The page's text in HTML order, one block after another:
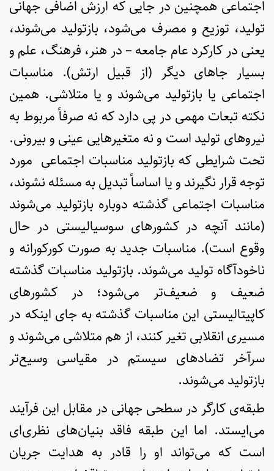
اجتماعی همچنین در جایی که ارزش اضافی جهانی
تولید، توزیع و مصرف می‌شود، بازتولید می‌شوند،
یعنی در کارکرد عام جامعه – در هنر، فرهنگ، علم و
بسیار جاهای دیگر (از قبیل ارتش). مناسبات
اجتماعی یا بازتولید می‌شوند و یا متلاشی. همین
نکته تبعات مهمی در پی دارد که نه صرفاً مربوط به
نیروهای تولید است و نه متغیرهایی عینی و بیرونی.
تحت شرایطی که بازتولید مناسبات اجتماعی مورد
توجه قرار نگیرند و یا اساساً تبدیل به مسئله نشوند،
مناسبات اجتماعی گذشته دوباره بازتولید می‌شوند
(مانند آنچه در کشورهای سوسیالیستی در حال
وقوع است). مناسبات جدید به صورت کورکورانه و
ناخودآگاه تولید می‌شوند. بازتولید مناسبات گذشته
ضعیف و ضعیف‌تر می‌شود؛ در کشورهای
کاپیتالیستی این مناسبات گذشته به جای اینکه در
مسیری انقلابی تغیر کنند، از هم متلاشی می‌شوند و
سرآخر تضادهای سیستم در مقیاسی وسیع‌تر
بازتولید می‌شوند.
طبقه‌ی کارگر در سطحی جهانی در مقابل این فرآیند
می‌ایستد. اما این طبقه فاقد بنیان‌های نظری‌ای
است که می‌تواند او را قادر به هدایت جریان